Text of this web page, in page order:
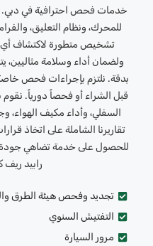
خدمات فحص احترافية في دبي.
للمحرك، ونظام التعليق،
تشخيص متطورة لاكتشاف أي
ولضمان أداء وسلامة
بدقة. نلتزم بإجراءات فحص
قبل الشراء أو فحصاً دورياً. نقوم
السفلي، وأداء مكيف الهواء،
تقاريرنا الشاملة على اتخاذ
للحصول على خدمة تضاهي
رابيد ريف
تجديد وفحص هيئة الطرق
التفتيش السنوي
مرور السيارة